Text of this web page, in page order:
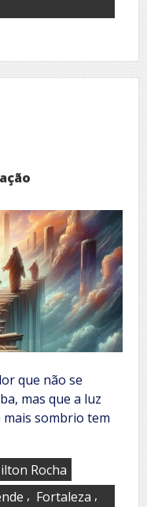
que não se
mas que a luz
mais sombrio tem
Rocha
, Fortaleza ,